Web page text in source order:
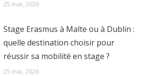
25 mai, 2026
Stage Erasmus à Malte ou à Dublin :
quelle destination choisir pour
réussir sa mobilité en stage ?
25 mai, 2026